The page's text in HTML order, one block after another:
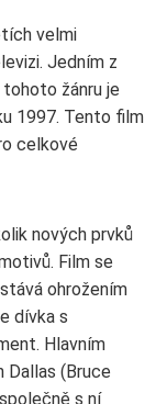
velmi
Jedním z
žánru je
1997. Tento film
celkové
nových prvků
Film se
ohrožením
dívka s
Hlavním
Dallas (Bruce
s ní